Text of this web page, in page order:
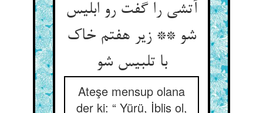
آتشی را گفت رو ابلیس
شو ** زیر هفتم خاک
با تلبیس شو
Ateşe mensup olana
der ki: “ Yürü, İblis ol,